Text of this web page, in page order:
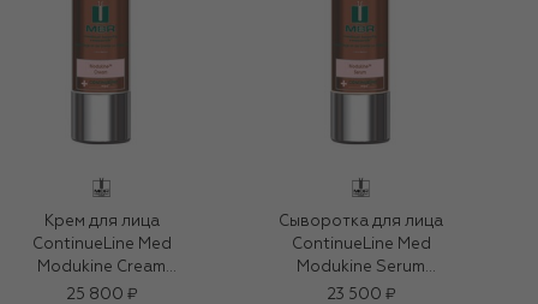
Крем для лица
ContinueLine Med
Modukine Cream
(50ml)
25 800 ₽
Сыворотка для лица
ContinueLine Med
Modukine Serum
(50ml)
23 500 ₽